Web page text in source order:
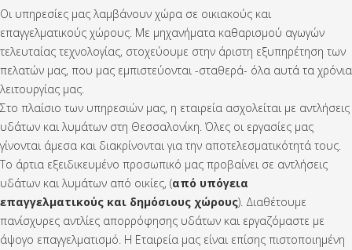
Οι υπηρεσίες μας λαμβάνουν χώρα σε οικιακούς και
επαγγελματικούς χώρους. Με μηχανήματα καθαρισμού αγωγών
τελευταίας τεχνολογίας, στοχεύουμε στην άριστη εξυπηρέτηση των
πελατών μας, που μας εμπιστεύονται -σταθερά- όλα αυτά τα χρόνια
λειτουργίας μας.
Στο πλαίσιο των υπηρεσιών μας, η εταιρεία ασχολείται με αντλήσεις
υδάτων και λυμάτων στη Θεσσαλονίκη. Όλες οι εργασίες μας
γίνονται άμεσα και διακρίνονται για την αποτελεσματικότητά τους.
Το άρτια εξειδικευμένο προσωπικό μας προβαίνει σε αντλήσεις
υδάτων και λυμάτων από οικίες, (από υπόγεια
επαγγελματικούς και δημόσιους χώρους). Διαθέτουμε
πανίσχυρες αντλίες απορρόφησης υδάτων και εργαζόμαστε με
άψογο επαγγελματισμό. Η Εταιρεία μας είναι επίσης πιστοποιημένη